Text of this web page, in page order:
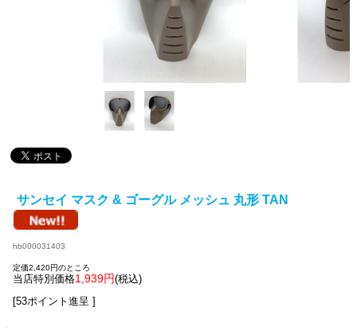
サンセイ マスク & ゴーグル メッシュ 丸形 TAN
hb000031403
定価2,420円のところ
当店特別価格1,939円(税込)
[53ポイント進呈 ]